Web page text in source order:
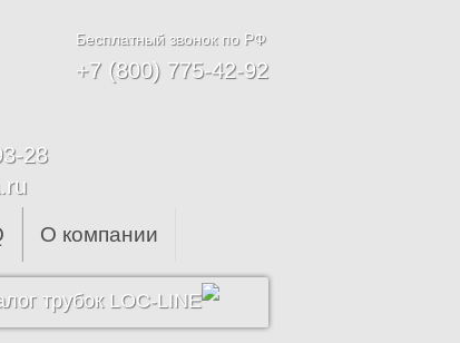
Бесплатный звонок по РФ
+7 (800) 775-42-92
28
О компании
трубок LOC-LINE